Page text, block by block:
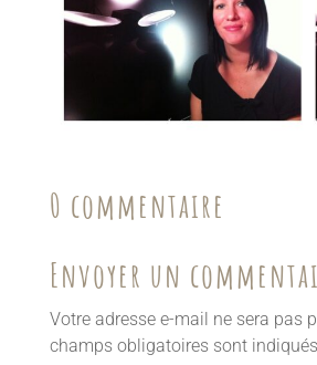
0 commentaire
Envoyer un
Votre adresse e-mail ne sera pas
champs obligatoires sont